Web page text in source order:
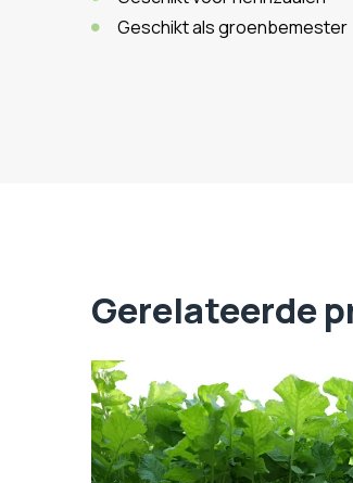
Geschikt als groenbemester
Gerelateerde